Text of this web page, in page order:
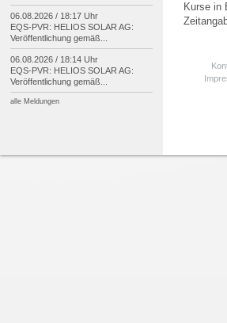
Kurse in
06.08.2026 / 18:17 Uhr
EQS-PVR: HELIOS SOLAR AG:
Veröffentlichung gemäß...
06.08.2026 / 18:14 Uhr
EQS-PVR: HELIOS SOLAR AG:
Veröffentlichung gemäß...
alle Meldungen